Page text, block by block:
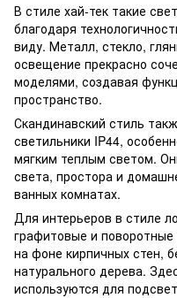
В стиле хай-тек такие
благодаря
виду. Металл, стекло,
освещение прекрасно
моделями, создавая
пространство.
Скандинавский стиль
светильники IP44,
мягким теплым светом.
света, простора и
ванных комнатах.
Для интерьеров в стиле
графитовые и
на фоне кирпичных стен,
натурального дерева.
используются для